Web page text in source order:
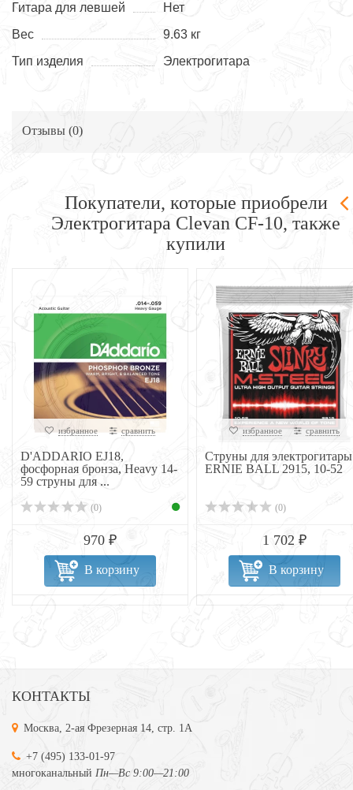
Гитара для левшей
Нет
Вес
9.63 кг
Тип изделия
Электрогитара
Отзывы (0)
Покупатели, которые приобрели
Электрогитара Clevan CF-10, также
купили
избранное сравнить
D'ADDARIO EJ18,
фосфорная бронза, Heavy 14-
59 струны для ...
(0)
970 ₽
В корзину
избранное сравнить
Струны для электрогитары
ERNIE BALL 2915, 10-52
(0)
1 702 ₽
В корзину
КОНТАКТЫ
Москва, 2-ая Фрезерная 14, стр. 1А
+7 (495) 133-01-97
многоканальный Пн—Вс 9:00—21:00